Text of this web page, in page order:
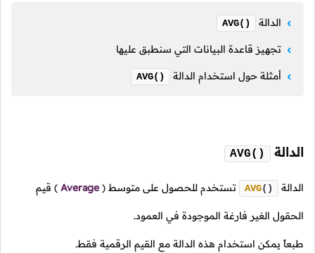
الدالة AVG()
تجهيز قاعدة البيانات التي سنطبق عليها
أمثلة حول استخدام الدالة AVG()
الدالة AVG()
الدالة AVG() تستخدم للحصول على متوسط (
Average
) قيم
الحقول الغير فارغة الموجودة في العمود.
طبعاً يمكن استخدام هذه الدالة مع القيم الرقمية فقط.